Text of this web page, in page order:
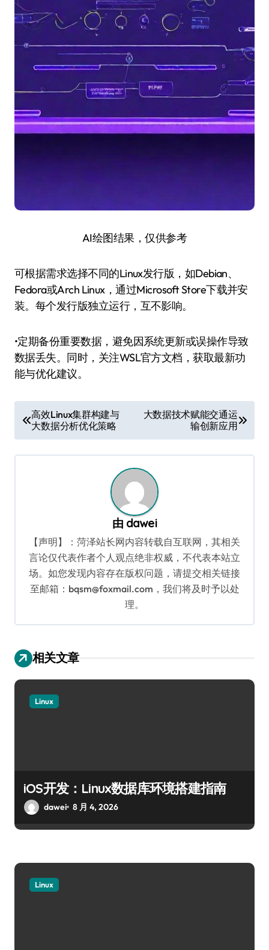
AI绘图结果，仅供参考
可根据需求选择不同的Linux发行版，如Debian、
Fedora或Arch Linux，通过Microsoft Store下载并安
装。每个发行版独立运行，互不影响。
•定期备份重要数据，避免因系统更新或误操作导致
数据丢失。同时，关注WSL官方文档，获取最新功
能与优化建议。
章
导
高效Linux集群构建与
大数据分析优化策略
大数据技术赋能交通运
输创新应用
由 dawei
【声明】：菏泽站长网内容转载自互联网，其相关
言论仅代表作者个人观点绝非权威，不代表本站立
场。如您发现内容存在版权问题，请提交相关链接
至邮箱：bqsm@foxmail.com，我们将及时予以处
理。
相关文章
Linux
iOS开发：Linux数据库环境搭建指南
dawei 8 月 4, 2026
Linux